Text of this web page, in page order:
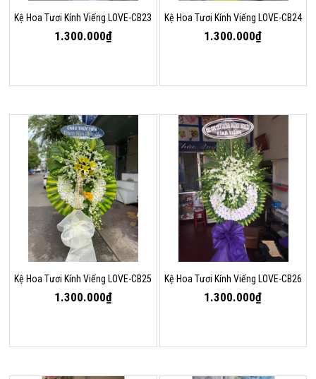
Kệ Hoa Tươi Kính Viếng LOVE-CB23
1.300.000₫
Kệ Hoa Tươi Kính Viếng LOVE-CB24
1.300.000₫
Kệ Hoa Tươi Kính Viếng LOVE-CB25
1.300.000₫
Kệ Hoa Tươi Kính Viếng LOVE-CB26
1.300.000₫